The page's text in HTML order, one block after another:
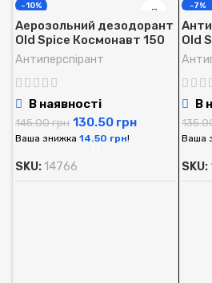
-10%
Аерозольний дезодорант
Old Spice Космонавт 150
мл.
Антиперспірант
В наявності
145.00грн 130.50 грн
Ваша знижка 14.50 грн!
SKU: 14766
-7%
Old
В
Ваша
SKU: